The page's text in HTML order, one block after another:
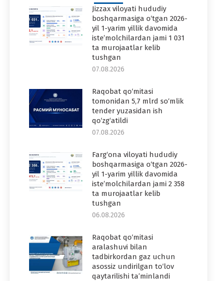
Jizzax viloyati hududiy
boshqarmasiga o‘tgan 2026-
yil 1-yarim yillik davomida
iste’molchilardan jami 1 031
ta murojaatlar kelib
tushgan
07.08.2026
Raqobat qo‘mitasi
tomonidan 5,7 mlrd so‘mlik
tender yuzasidan ish
qo‘zg‘atildi
07.08.2026
Farg‘ona viloyati hududiy
boshqarmasiga o‘tgan 2026-
yil 1-yarim yillik davomida
iste’molchilardan jami 2 358
ta murojaatlar kelib
tushgan
06.08.2026
Raqobat qo‘mitasi
aralashuvi bilan
tadbirkordan gaz uchun
asossiz undirilgan to‘lov
qaytarilishi ta’minlandi